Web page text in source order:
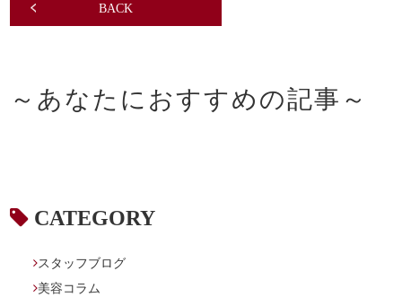
BACK
～あなたにおすすめの記事～
 CATEGORY
スタッフブログ
美容コラム